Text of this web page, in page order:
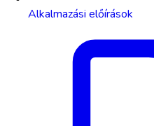
Alkalmazási előírások